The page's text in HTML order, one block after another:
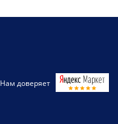
Нам доверяет